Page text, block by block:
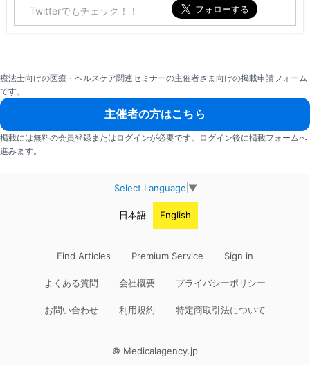
Twitterでもチェック！！
療法士向けの医療・ヘルスケア関連セミナーの主催者さま向けの掲載申請フォーム
です。
主催者の方はこちら
掲載には無料の会員登録またはログインが必要です。ログイン後に掲載フォームへ
進みます。
Select Language ▼
日本語 English
Find Articles Premium Service Sign in
よくある質問 会社概要 プライバシーポリシー
お問い合わせ 利用規約 特定商取引法について
© Medicalagency.jp